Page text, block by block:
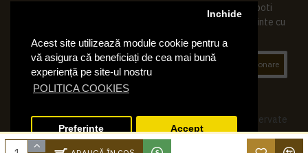
Acest site utilizează module cookie pentru a
vă asigura că beneficiați de cea mai bună
experiență pe site-ul nostru
POLITICA COOKIES
Inchide
Preferinte Accept
speciala in contul tau in acest scop, si de asemenea ne poti
contacta oricand pe email pentru orice intrebari sau cerinte cu
Abonare
© 2019 Ktering.ro , Toate drepturile rezervate